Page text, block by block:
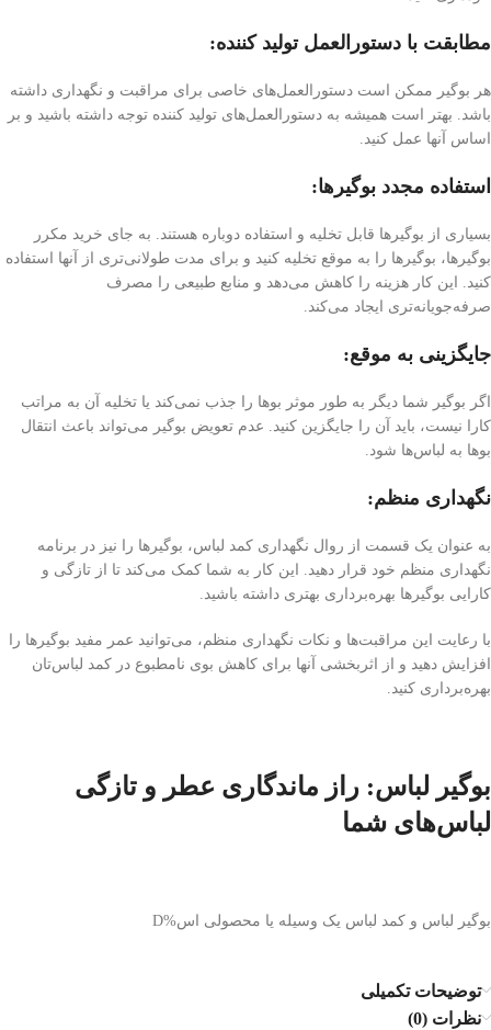
مطابقت با دستورالعمل تولید کننده:
هر بوگیر ممکن است دستورالعمل‌های خاصی برای مراقبت و نگهداری داشته
باشد. بهتر است همیشه به دستورالعمل‌های تولید کننده توجه داشته باشید و بر
اساس آنها عمل کنید.
استفاده مجدد بوگیرها:
بسیاری از بوگیرها قابل تخلیه و استفاده دوباره هستند. به جای خرید مکرر
بوگیرها، بوگیرها را به موقع تخلیه کنید و برای مدت طولانی‌تری از آنها استفاده
کنید. این کار هزینه را کاهش می‌دهد و منابع طبیعی را مصرف
صرفه‌جویانه‌تری ایجاد می‌کند.
جایگزینی به موقع:
اگر بوگیر شما دیگر به طور موثر بوها را جذب نمی‌کند یا تخلیه آن به مراتب
کارا نیست، باید آن را جایگزین کنید. عدم تعویض بوگیر می‌تواند باعث انتقال
بوها به لباس‌ها شود.
نگهداری منظم:
به عنوان یک قسمت از روال نگهداری کمد لباس، بوگیرها را نیز در برنامه
نگهداری منظم خود قرار دهید. این کار به شما کمک می‌کند تا از تازگی و
کارایی بوگیرها بهره‌برداری بهتری داشته باشید.
با رعایت این مراقبت‌ها و نکات نگهداری منظم، می‌توانید عمر مفید بوگیرها را
افزایش دهید و از اثربخشی آنها برای کاهش بوی نامطبوع در کمد لباس‌تان
بهره‌برداری کنید.
بوگیر لباس: راز ماندگاری عطر و تازگی
لباس‌های شما
بوگیر لباس و کمد لباس یک وسیله یا محصولی اس%D
توضیحات تکمیلی
نظرات (0)